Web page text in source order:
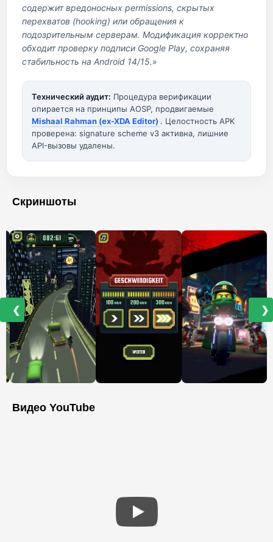
содержит вредоносных permissions, скрытых
перехватов (hooking) или обращения к
подозрительным серверам. Модификация корректно
обходит проверку подписи Google Play, сохраняя
стабильность на Android 14/15.»
Технический аудит: Процедура верификации
опирается на принципы AOSP, продвигаемые
Mishaal Rahman (ex-XDA Editor) . Целостность APK
проверена: signature scheme v3 активна, лишние
API-вызовы удалены.
Скриншоты
❮ ❯
Видео YouTube